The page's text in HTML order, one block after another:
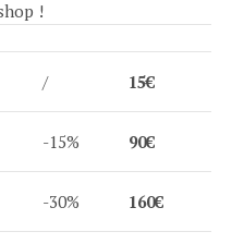
!
/ 15€
-15% 90€
-30% 160€